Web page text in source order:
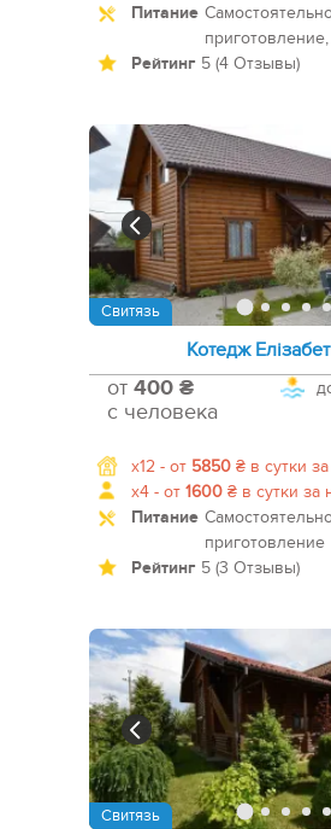
Питание
Рейтинг 5 (4 Отзывы)
Свитязь
Котедж Елізабет
от 400 ₴
с человека
x12 - от 5850 ₴ в сутки
x4 - от 1600 ₴ в сутки за
Питание
приготовление
Рейтинг 5 (3 Отзывы)
Свитязь